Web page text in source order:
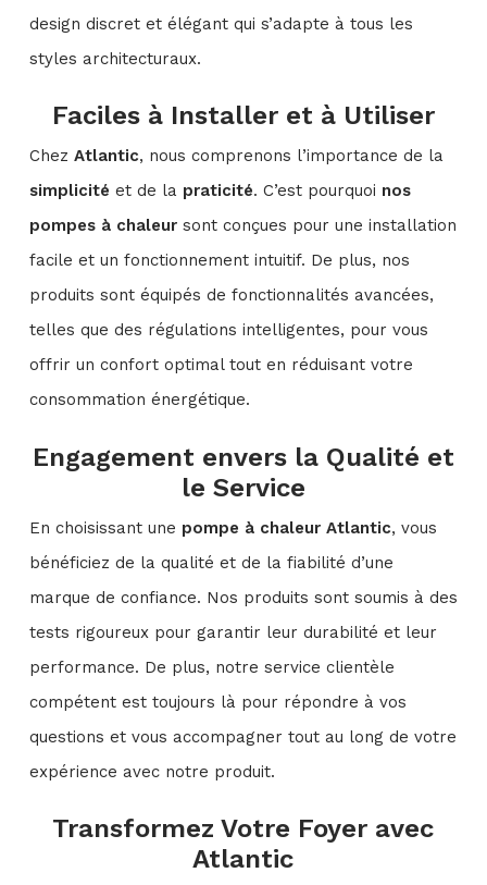
design discret et élégant qui s’adapte à tous les
styles architecturaux.
Faciles à Installer et à Utiliser
Chez Atlantic, nous comprenons l’importance de la
simplicité et de la praticité. C’est pourquoi nos
pompes à chaleursont conçues pour une installation
facile et un fonctionnement intuitif. De plus, nos
produits sont équipés de fonctionnalités avancées,
telles que des régulations intelligentes, pour vous
offrir un confort optimal tout en réduisant votre
consommation énergétique.
Engagement envers la Qualité et
le Service
En choisissant une pompe à chaleur Atlantic, vous
bénéficiez de la qualité et de la fiabilité d’une
marque de confiance. Nos produits sont soumis à des
tests rigoureux pour garantir leur durabilité et leur
performance. De plus, notre service clientèle
compétent est toujours là pour répondre à vos
questions et vous accompagner tout au long de votre
expérience avec notre produit.
Transformez Votre Foyer avec
Atlantic